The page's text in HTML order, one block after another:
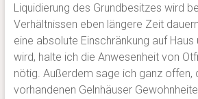
Liquidierung des Grundbesitzes wird
Verhältnissen eben längere Zeit
eine absolute Einschränkung auf
wird, halte ich die Anwesenheit von
nötig. Außerdem sage ich ganz offen,
vorhandenen Gelnhäuser